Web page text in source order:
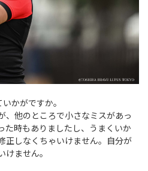
かがですか。
他のところで小さなミスがあっ
た時もありましたし、うまくいか
正しなくちゃいけません。自分が
ません。